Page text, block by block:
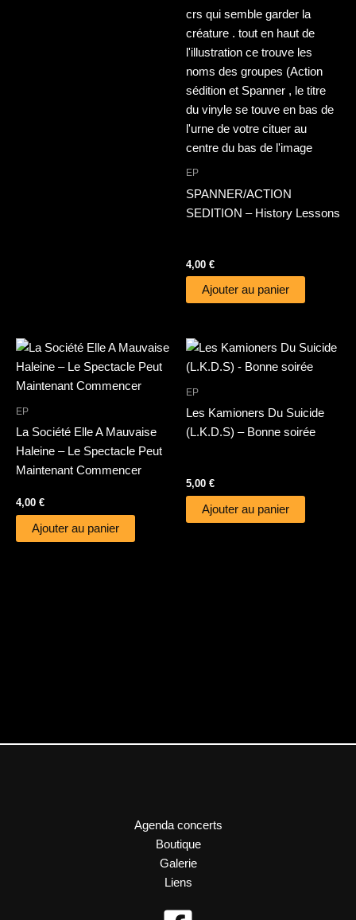
EP
SPANNER/ACTION
SEDITION – History Lessons
4,00 €
Ajouter au panier
EP
La Société Elle A Mauvaise
Haleine – Le Spectacle Peut
Maintenant Commencer
4,00 €
Ajouter au panier
EP
Les Kamioners Du Suicide
(L.K.D.S) – Bonne soirée
5,00 €
Ajouter au panier
Agenda concerts
Boutique
Galerie
Liens